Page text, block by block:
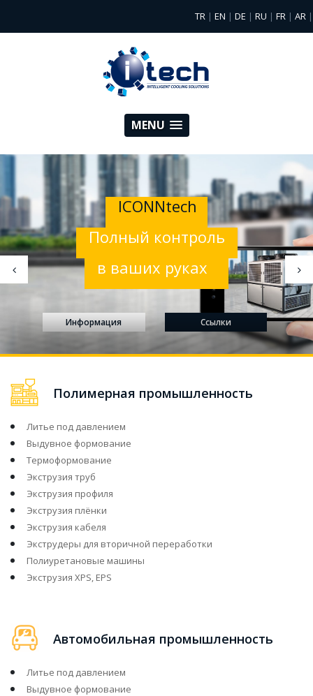
TR | EN | DE | RU | FR | AR |
MENU
ICONNtech
Полный контроль
в ваших руках
Информация Ссылки
Полимерная промышленность
Литье под давлением
Выдувное формование
Термоформование
Экструзия труб
Экструзия профиля
Экструзия плёнки
Экструзия кабеля
Экструдеры для вторичной переработки
Полиуретановые машины
Экструзия XPS, EPS
Автомобильная промышленность
Литье под давлением
Выдувное формование